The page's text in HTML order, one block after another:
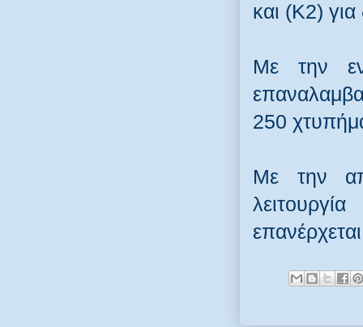
και (Κ2) για
Με την
250
Με την